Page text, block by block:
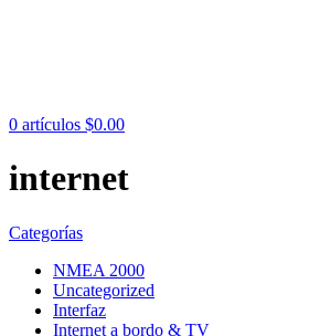
0 artículos $0.00
internet
Categorías
NMEA 2000
Uncategorized
Interfaz
Internet a bordo & TV